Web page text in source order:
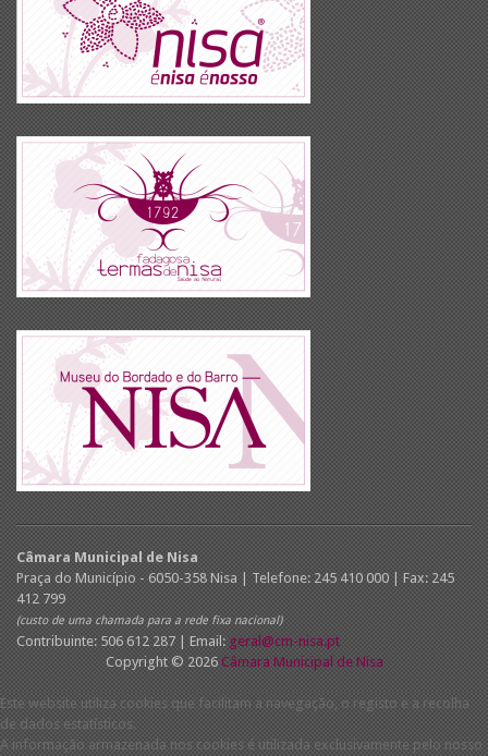
Câmara Municipal de Nisa
Praça do Município - 6050-358 Nisa | Telefone: 245 410 000 | Fax: 245
412 799
(custo de uma chamada para a rede fixa nacional)
Contribuinte: 506 612 287 | Email: geral@cm-nisa.pt
Copyright © 2026 Câmara Municipal de Nisa
Este website utiliza cookies que facilitam a navegação, o registo e a recolha
de dados estatísticos.
A informação armazenada nos cookies é utilizada exclusivamente pelo nosso